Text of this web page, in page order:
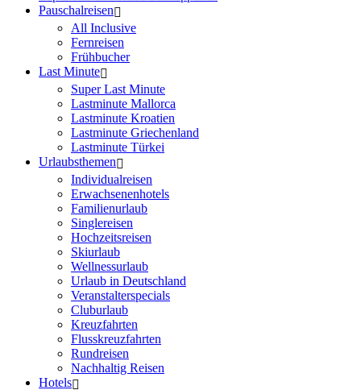
Pauschalreisen
All Inclusive
Fernreisen
Frühbucher
Last Minute
Super Last Minute
Lastminute Mallorca
Lastminute Kroatien
Lastminute Griechenland
Lastminute Türkei
Urlaubsthemen
Individualreisen
Erwachsenenhotels
Familienurlaub
Singlereisen
Hochzeitsreisen
Skiurlaub
Wellnessurlaub
Urlaub in Deutschland
Veranstalterspecials
Cluburlaub
Kreuzfahrten
Flusskreuzfahrten
Rundreisen
Nachhaltig Reisen
Hotels